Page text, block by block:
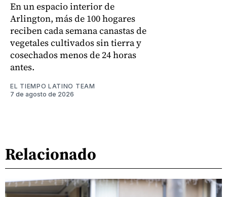
En un espacio interior de
Arlington, más de 100 hogares
reciben cada semana canastas de
vegetales cultivados sin tierra y
cosechados menos de 24 horas
antes.
EL TIEMPO LATINO TEAM
7 de agosto de 2026
Relacionado